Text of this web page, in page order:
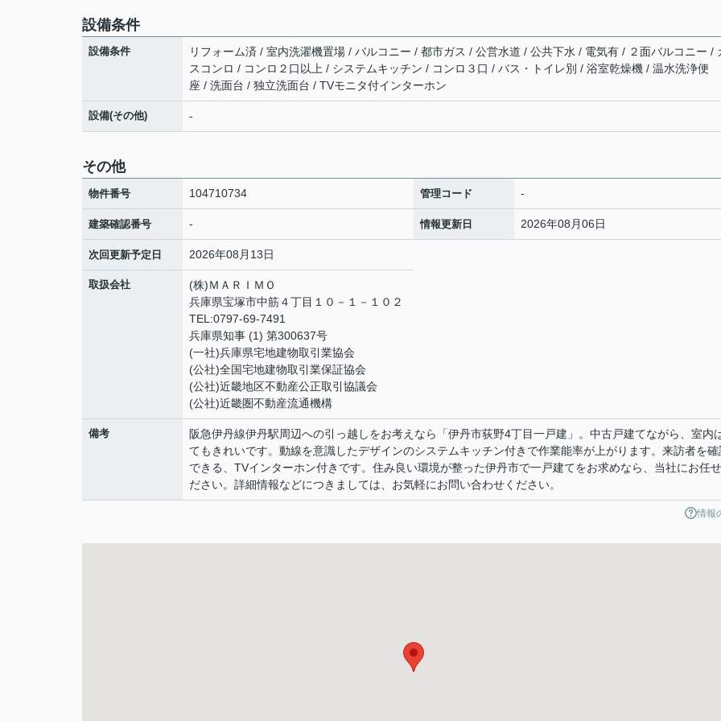
設備条件
設備条件
リフォーム済 / 室内洗濯機置場 / バルコニー / 都市ガス / 公営水道 / 公共下水 / 電気有 / ２面バルコニー /
スコンロ / コンロ２口以上 / システムキッチン / コンロ３口 / バス・トイレ別 / 浴室乾燥機 / 温水洗浄便
座 / 洗面台 / 独立洗面台 / TVモニタ付インターホン
設備(その他) -
その他
物件番号 104710734 管理コード -
建築確認番号 - 情報更新日 2026年08月06日
次回更新予定日 2026年08月13日
取扱会社
(株)ＭＡＲＩＭＯ
兵庫県宝塚市中筋４丁目１０－１－１０２
TEL:0797-69-7491
兵庫県知事 (1) 第300637号
(一社)兵庫県宅地建物取引業協会
(公社)全国宅地建物取引業保証協会
(公社)近畿地区不動産公正取引協議会
(公社)近畿圏不動産流通機構
備考
阪急伊丹線伊丹駅周辺への引っ越しをお考えなら「伊丹市荻野4丁目一戸建」。中古戸建てながら、室内
てもきれいです。動線を意識したデザインのシステムキッチン付きで作業能率が上がります。来訪者を確
できる、TVインターホン付きです。住み良い環境が整った伊丹市で一戸建てをお求めなら、当社にお任
ださい。詳細情報などにつきましては、お気軽にお問い合わせください。
情報